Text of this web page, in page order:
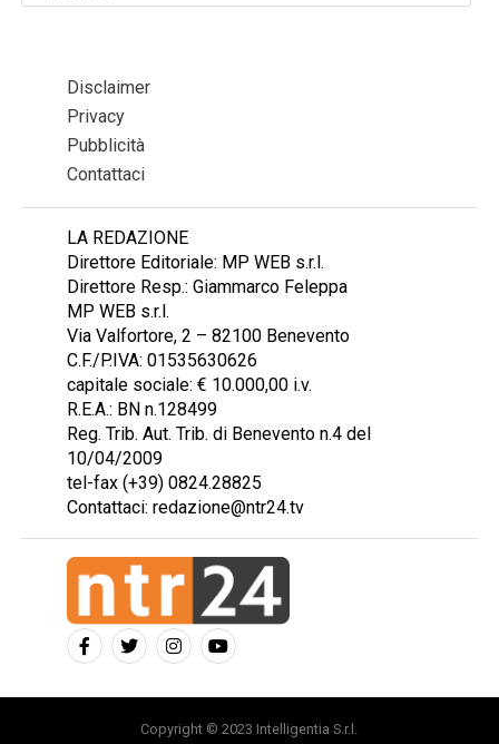
Disclaimer
Privacy
Pubblicità
Contattaci
LA REDAZIONE
Direttore Editoriale: MP WEB s.r.l.
Direttore Resp.: Giammarco Feleppa
MP WEB s.r.l.
Via Valfortore, 2 – 82100 Benevento
C.F./P.IVA: 01535630626
capitale sociale: € 10.000,00 i.v.
R.E.A.: BN n.128499
Reg. Trib. Aut. Trib. di Benevento n.4 del
10/04/2009
tel-fax (+39) 0824.28825
Contattaci: redazione@ntr24.tv
Copyright © 2023 Intelligentia S.r.l.